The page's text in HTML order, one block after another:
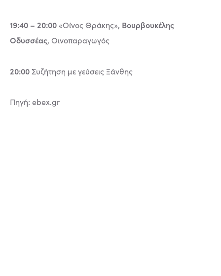
19:40 – 20:00 «Οίνος Θράκης», Βουρβουκέλης
Οδυσσέας, Οινοπαραγωγός
20:00Συζήτηση με γεύσεις Ξάνθης
Πηγή: ebex.gr